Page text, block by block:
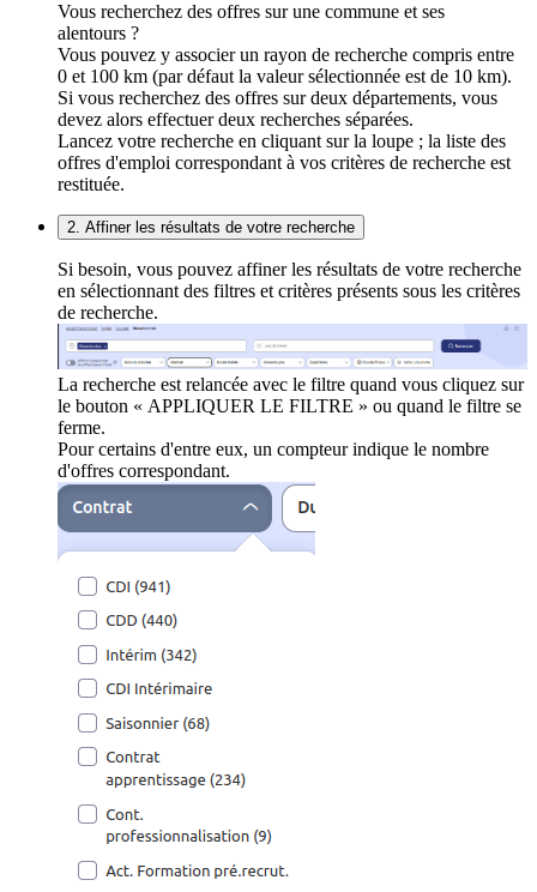
Vous recherchez des offres sur une commune et ses
alentours ?
Vous pouvez y associer un rayon de recherche compris entre
0 et 100 km (par défaut la valeur sélectionnée est de 10 km).
Si vous recherchez des offres sur deux départements, vous
devez alors effectuer deux recherches séparées.
Lancez votre recherche en cliquant sur la loupe ; la liste des
offres d'emploi correspondant à vos critères de recherche est
restituée.
2. Affiner les résultats de votre recherche
Si besoin, vous pouvez affiner les résultats de votre recherche
en sélectionnant des filtres et critères présents sous les critères
de recherche.
La recherche est relancée avec le filtre quand vous cliquez sur
le bouton « APPLIQUER LE FILTRE » ou quand le filtre se
ferme.
Pour certains d'entre eux, un compteur indique le nombre
d'offres correspondant.